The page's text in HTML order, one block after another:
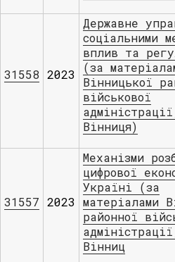
31558 2023
Державне
соціальними
вплив та
(за
Вінницької
військової
Вінниця)
31557 2023
Механізми
цифрової
Україні (за
матеріалами
районної
Вінниц